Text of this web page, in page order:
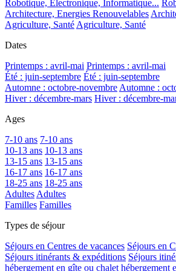
Robotique, Electronique, Informatique...
Architecture, Energies Renouvelables
Agriculture, Santé Agriculture, Santé
Dates
Printemps : avril-mai Printemps : avril-mai
Été : juin-septembre Été : juin-septembre
Automne : octobre-novembre Automne :
Hiver : décembre-mars Hiver : décembre-
Ages
7-10 ans 7-10 ans
10-13 ans 10-13 ans
13-15 ans 13-15 ans
16-17 ans 16-17 ans
18-25 ans 18-25 ans
Adultes Adultes
Familles Familles
Types de séjour
Séjours en Centres de vacances Séjours en
Séjours itinérants & expéditions Séjours
hébergement en gîte ou chalet hébergement